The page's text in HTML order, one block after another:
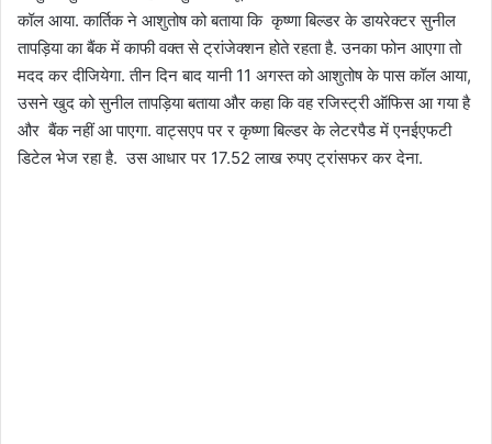
कॉल आया. कार्तिक ने आशुतोष को बताया कि कृष्णा बिल्डर के डायरेक्टर सुनील
तापड़िया का बैंक में काफी वक्त से ट्रांजेक्शन होते रहता है. उनका फोन आएगा तो
मदद कर दीजियेगा. तीन दिन बाद यानी 11 अगस्त को आशुतोष के पास कॉल आया,
उसने खुद को सुनील तापड़िया बताया और कहा कि वह रजिस्ट्री ऑफिस आ गया है
और बैंक नहीं आ पाएगा. वाट्सएप पर र कृष्णा बिल्डर के लेटरपैड में एनईएफटी
डिटेल भेज रहा है. उस आधार पर 17.52 लाख रुपए ट्रांसफर कर देना.